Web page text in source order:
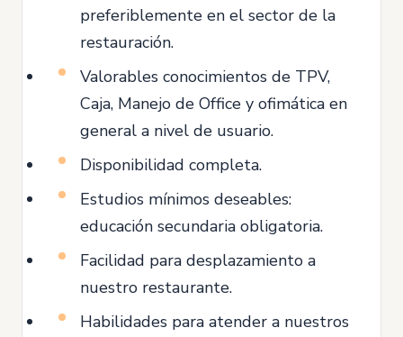
preferiblemente en el sector de la
restauración.
Valorables conocimientos de TPV,
Caja, Manejo de Office y ofimática en
general a nivel de usuario.
Disponibilidad completa.
Estudios mínimos deseables:
educación secundaria obligatoria.
Facilidad para desplazamiento a
nuestro restaurante.
Habilidades para atender a nuestros